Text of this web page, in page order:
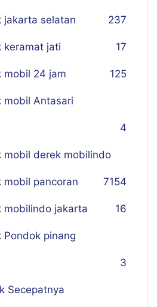
jakarta selatan 237
keramat jati 17
mobil 24 jam 125
mobil Antasari
4
mobil derek mobilindo
154
pancoran 7
mobilindo jakarta 16
Pondok pinang
3
Secepatnya